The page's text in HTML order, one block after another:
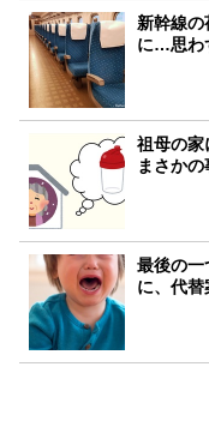
新幹線の
に…思わ
祖母の
まさか
最後の一
に、代替